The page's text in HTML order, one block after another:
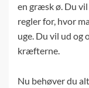
en græsk ø. Du
regler for, hvor
uge. Du vil ud og
kræfterne.
Nu behøver du